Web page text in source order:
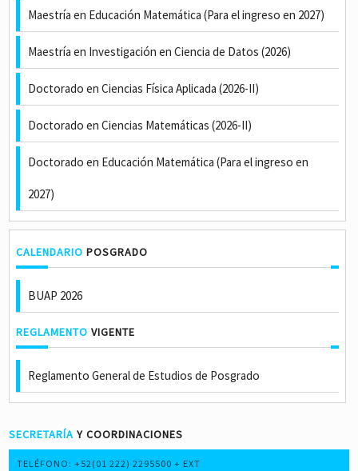
Maestría en Educación Matemática (Para el ingreso en 2027)
Maestría en Investigación en Ciencia de Datos (2026)
Doctorado en Ciencias Física Aplicada (2026-II)
Doctorado en Ciencias Matemáticas (2026-II)
Doctorado en Educación Matemática (Para el ingreso en
2027)
CALENDARIO POSGRADO
BUAP 2026
REGLAMENTO VIGENTE
Reglamento General de Estudios de Posgrado
SECRETARÍA Y COORDINACIONES
TELÉFONO: +52(01 222) 2295500 + EXT